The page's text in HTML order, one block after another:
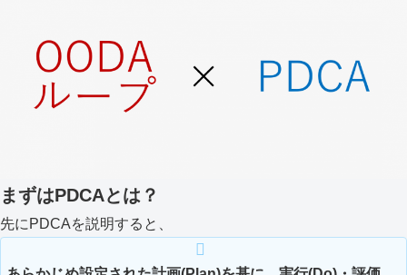
まずはPDCAとは？
先にPDCAを説明すると、